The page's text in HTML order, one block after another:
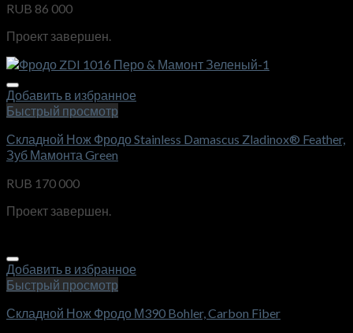
RUB 86 000
Проект завершен.
Добавить в избранное
Быстрый просмотр
Складной Нож Фродо Stainless Damascus Zladinox® Feather,
Зуб Мамонта Green
RUB 170 000
Проект завершен.
Добавить в избранное
Быстрый просмотр
Складной Нож Фродо М390 Bohler, Carbon Fiber